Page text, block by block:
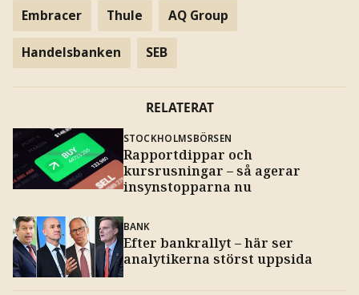
Embracer Thule AQ Group
Handelsbanken SEB
RELATERAT
STOCKHOLMSBÖRSEN
Rapportdippar och
kursrusningar – så agerar
insynstopparna nu
BANK
Efter bankrallyt – här ser
analytikerna störst uppsida